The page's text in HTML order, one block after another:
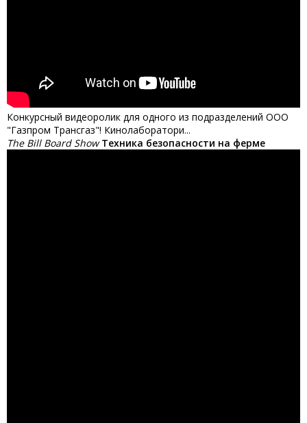
Конкурсный видеоролик для одного из подразделений ООО
"Газпром Трансгаз"! Кинолаборатори...
The Bill Board Show Техника безопасности на ферме